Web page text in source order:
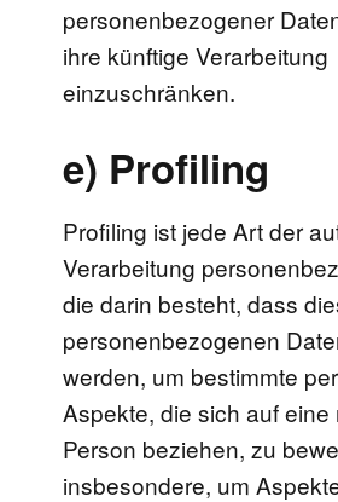
personenbezogener
ihre künftige Verarbeitung
einzuschränken.
e) Profiling
Profiling ist jede Art der
Verarbeitung
die darin besteht, dass
personenbezogenen
werden, um bestimmte
Aspekte, die sich auf eine
Person beziehen, zu
insbesondere, um